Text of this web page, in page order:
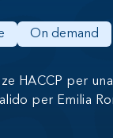
On demand
HACCP per
per Emilia